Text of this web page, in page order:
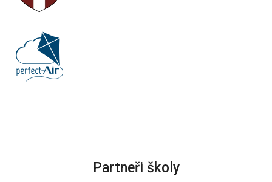
Partneři školy